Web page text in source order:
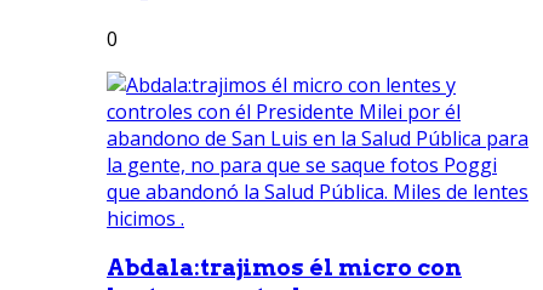
0
Abdala:trajimos él micro con